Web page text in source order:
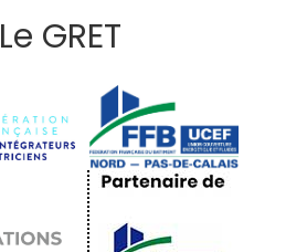
Le GRET